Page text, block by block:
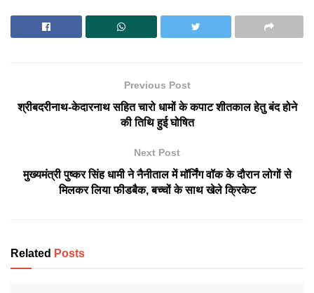
Previous Post
श्रीबदरीनाथ-केदारनाथ सहित चारो धामों के कपाट शीतकाल हेतु बंद होने
की तिथि हुई घोषित
Next Post
मुख्यमंत्री पुष्कर सिंह धामी ने नैनीताल में मॉर्निंग वॉक के दौरान लोगों से
मिलकर लिया फीडबैक, बच्चों के साथ खेले क्रिकेट
Related Posts